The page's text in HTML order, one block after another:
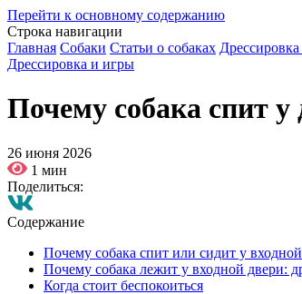
Перейти к основному содержанию
Строка навигации
Главная Собаки Статьи о собаках
Дрессировка и игры
Почему собака спит
26 июня 2026
1 мин
Поделиться:
Содержание
Почему собака спит или сидит у
Почему собака лежит у входной двери:
Когда стоит беспокоиться